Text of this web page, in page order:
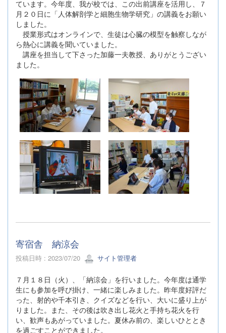
ています。今年度、我が校では、この出前講座を活用し、７
月２０日に「人体解剖学と細胞生物学研究」の講義をお願い
しました。
授業形式はオンラインで、生徒は心臓の模型を触察しなが
ら熱心に講義を聞いていました。
講座を担当して下さった加藤一夫教授、ありがとうござい
ました。
寄宿舎 納涼会
投稿日時 : 2023/07/20 サイト管理者
７月１８日（火）、「納涼会」を行いました。今年度は通学
生にも参加を呼び掛け、一緒に楽しみました。昨年度好評だ
った、射的や千本引き、クイズなどを行い、大いに盛り上が
りました。また、その後は吹き出し花火と手持ち花火を行
い、歓声もあがっていました。夏休み前の、楽しいひととき
を過ごすことができました。